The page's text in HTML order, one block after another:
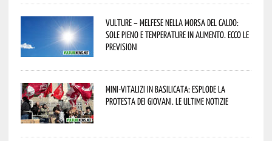
Vulture – melfese nella morsa del caldo:
sole pieno e temperature in aumento. Ecco le
previsioni
Mini-vitalizi in Basilicata: esplode la
protesta dei giovani. Le ultime notizie